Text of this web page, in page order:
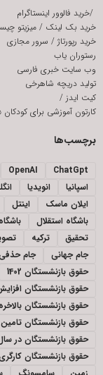
/خرید فالوور اینستاگرام
خرید بک لینک / میزیتو
خرید رپورتاژ / سرور مجازی
رستوران یاب
وب سایت خبری فارسی
تولید دریچه شاهرخی
کیت ایدز /
کارتون آموزشی برای کودکان ۵ ساله
برچسب‌ها
ChatGpt
OpenAI
اسپانیا
انویدیا
ایلان ماسک
اینتل
باشگاه استقلال
تحقیق
ترکیه
جام جهانی
جام
حقوق بازنشستگان 1402
حقوق بازنشستگان
حقوق بازنشستگان
حقوق بازنشستگان
حقوق بازنشستگان در
حقوق بازنشستگان